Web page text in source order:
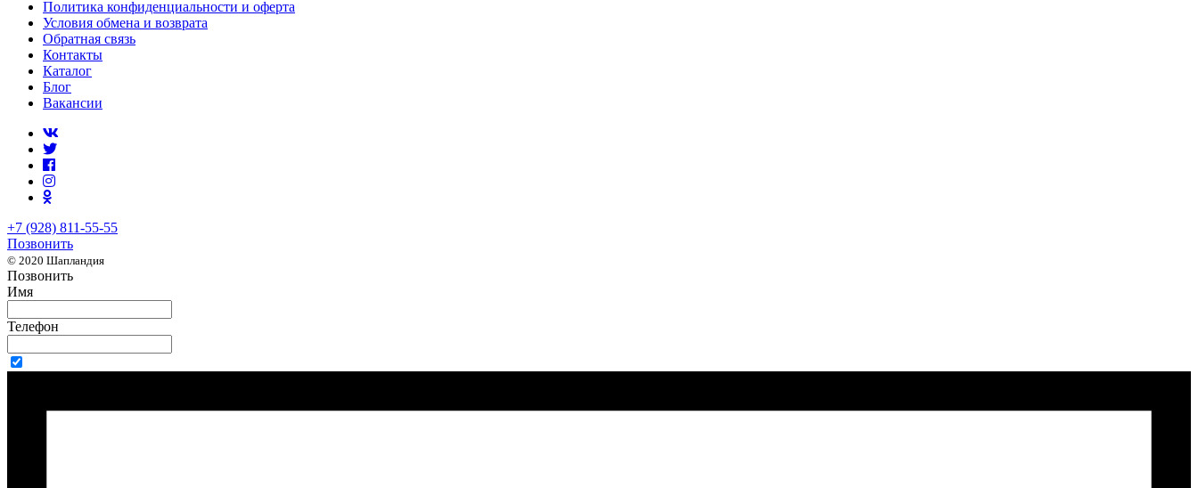
Политика конфиденциальности и оферта
Условия обмена и возврата
Обратная связь
Контакты
Каталог
Блог
Вакансии
+7 (928) 811-55-55
Позвонить
© 2020 Шапландия
Позвонить
Имя
Телефон